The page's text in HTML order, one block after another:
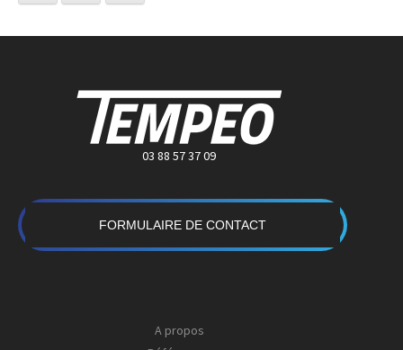
03 88 57 37 09
FORMULAIRE DE CONTACT
A propos